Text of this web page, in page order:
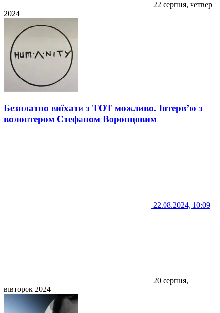
22 серпня, четвер
2024
Безплатно виїхати з ТОТ можливо. Інтерв’ю з
волонтером Стефаном Воронцовим
22.08.2024, 10:09
20 серпня,
вівторок 2024